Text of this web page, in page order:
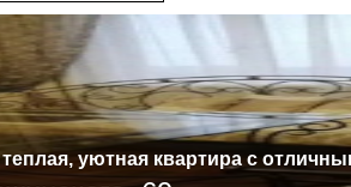
уютная квартира c